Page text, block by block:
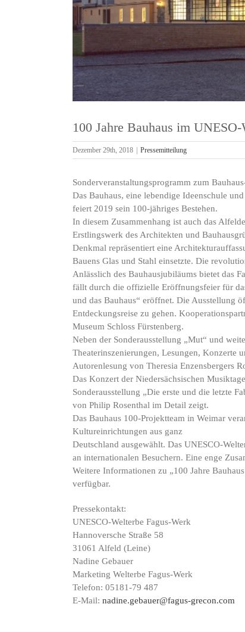
100 Jahre Bauhaus im
Dezember 29th, 2018 Pressemitteilung
Sonderveranstaltungsprogramm zum
Das Bauhaus, eine lebendige Ideenschule
feiert 2019 sein 100-jähriges Bestehen.
In diesem Zusammenhang ist auch das
Erstlingswerk des Architekten und
Denkmal repräsentiert eine
Bauens Glas und Stahl einsetzte. Die
Anlässlich des Bauhausjubiläums bietet das
fällt durch die offizielle Eröffnungsfeier für
und das Bauhaus“ eröffnet. Die Ausstellung
Entdeckungsreise zu gehen.
Museum Schloss Fürstenberg.
Neben der Sonderausstellung „Mut“ und
Theaterinszenierungen, Lesungen, Konzerte
Autorenlesung von Theresia Enzensbergers
Das Konzert der Niedersächsischen
Sonderausstellung „Die erste und die letzte
von Philip Rosenthal im Detail zeigt.
Das Bauhaus 100-Projektteam in Weimar
Kultureinrichtungen aus ganz
Deutschland ausgewählt. Das UNESCO-
an internationalen Besuchern. Eine enge
Weitere Informationen zu „100 Jahre
verfügbar.
Pressekontakt:
UNESCO-Welterbe Fagus-Werk
Hannoversche Straße 58
31061 Alfeld (Leine)
Nadine Gebauer
Marketing Welterbe Fagus-Werk
Telefon: 05181-79 487
E-Mail: nadine.gebauer@fagus-grecon.com